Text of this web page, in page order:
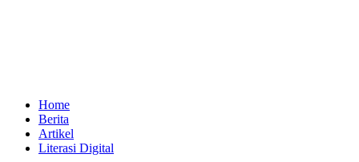
Home
Berita
Artikel
Literasi Digital